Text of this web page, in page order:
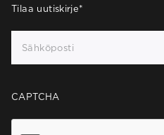
Tilaa uutiskirje*
CAPTCHA